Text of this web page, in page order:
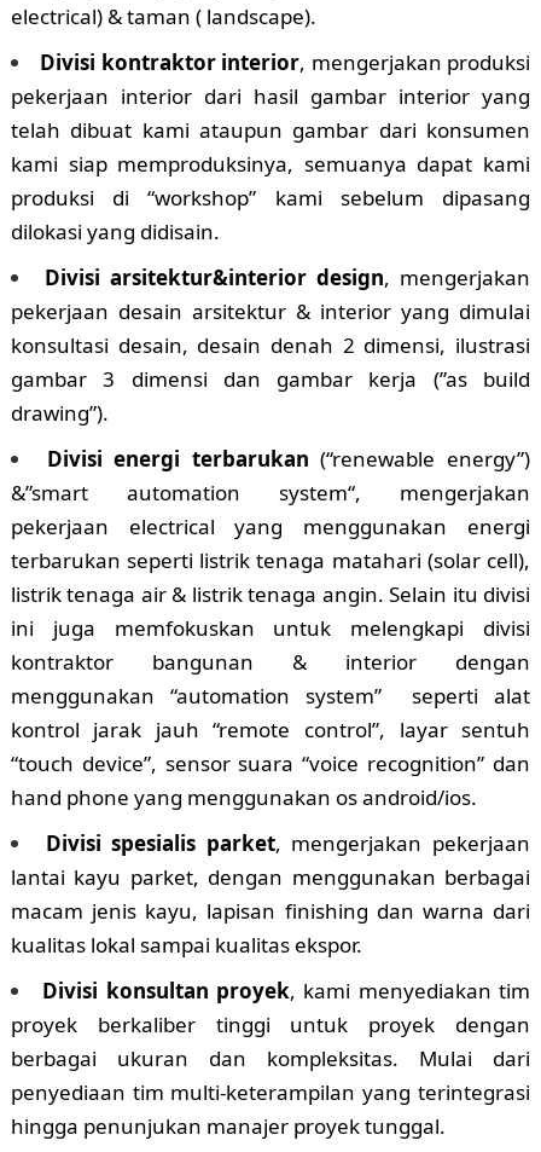
electrical) & taman ( landscape).
Divisi kontraktor interior, mengerjakan produksi
pekerjaan interior dari hasil gambar interior yang
telah dibuat kami ataupun gambar dari konsumen
kami siap memproduksinya, semuanya dapat kami
produksi di “workshop” kami sebelum dipasang
dilokasi yang didisain.
Divisi arsitektur&interior design, mengerjakan
pekerjaan desain arsitektur & interior yang dimulai
konsultasi desain, desain denah 2 dimensi, ilustrasi
gambar 3 dimensi dan gambar kerja (”as build
drawing”).
Divisi energi terbarukan (“renewable energy”)
&”smart automation system“, mengerjakan
pekerjaan electrical yang menggunakan energi
terbarukan seperti listrik tenaga matahari (solar cell),
listrik tenaga air & listrik tenaga angin. Selain itu divisi
ini juga memfokuskan untuk melengkapi divisi
kontraktor bangunan & interior dengan
menggunakan “automation system” seperti alat
kontrol jarak jauh “remote control”, layar sentuh
“touch device”, sensor suara “voice recognition” dan
hand phone yang menggunakan os android/ios.
Divisi spesialis parket, mengerjakan pekerjaan
lantai kayu parket, dengan menggunakan berbagai
macam jenis kayu, lapisan finishing dan warna dari
kualitas lokal sampai kualitas ekspor.
Divisi konsultan proyek, kami menyediakan tim
proyek berkaliber tinggi untuk proyek dengan
berbagai ukuran dan kompleksitas. Mulai dari
penyediaan tim multi-keterampilan yang terintegrasi
hingga penunjukan manajer proyek tunggal.